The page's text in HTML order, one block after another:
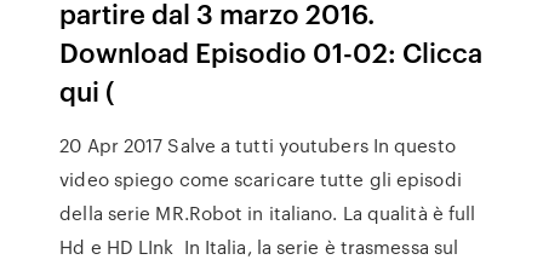
partire dal 3 marzo 2016.
Download Episodio 01-02: Clicca
qui (
20 Apr 2017 Salve a tutti youtubers In questo
video spiego come scaricare tutte gli episodi
della serie MR.Robot in italiano. La qualità è full
Hd e HD LInk In Italia, la serie è trasmessa sul